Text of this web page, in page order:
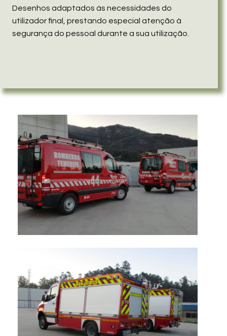
Desenhos adaptados às necessidades do
utilizador final, prestando especial atenção à
segurança do pessoal durante a sua utilização.